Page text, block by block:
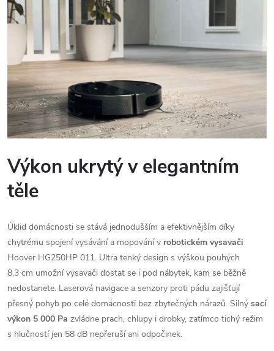
Výkon ukrytý v elegantním
těle
Úklid domácnosti se stává jednodušším a efektivnějším díky
chytrému spojení vysávání a mopování v robotickém vysavači
Hoover HG250HP 011. Ultra tenký design s výškou pouhých
8,3 cm umožní vysavači dostat se i pod nábytek, kam se běžně
nedostanete. Laserová navigace a senzory proti pádu zajišťují
přesný pohyb po celé domácnosti bez zbytečných nárazů. Silný sací
výkon 5 000 Pa zvládne prach, chlupy i drobky, zatímco tichý režim
s hlučností jen 58 dB nepřeruší ani odpočinek.